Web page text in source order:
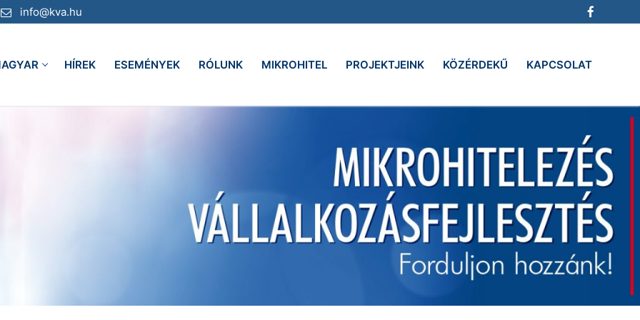
info@kva.hu
HÍREK ESEMÉNYEK RÓLUNK MIKROHITEL PROJEKTJEINK KÖZÉRDEKŰ KAPCSOLAT